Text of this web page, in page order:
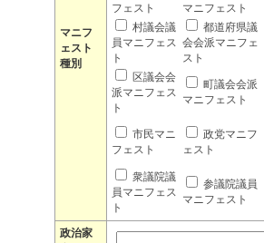
マニフ
ェスト
種別
フェスト
マニフェスト
村議会議
員マニフェス
ト
都道府県議
会会派マニフェ
スト
区議会会
派マニフェス
ト
町議会会派
マニフェスト
市民マニ
フェスト
政党マニフ
ェスト
衆議院議
員マニフェス
ト
参議院議員
マニフェスト
政治家